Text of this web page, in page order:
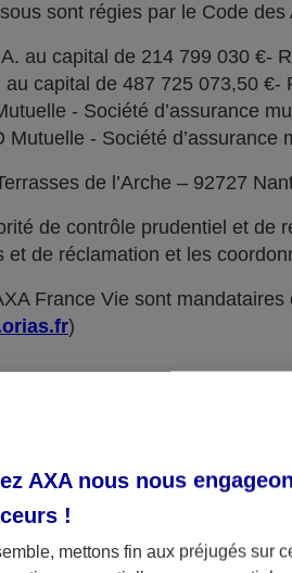
sont régies par le Code des
au capital de 214 799 030 €-
capital de 487 725 073,50 €-
- Société d’assurance
Mutuelle - Société
de l’Arche – 92727
de contrôle prudentiel et de
et de réclamation et les
France Vie sont
)
Assurances,
430,40 €,
724
AXA nous nous
!
mettons fin aux préjugés sur